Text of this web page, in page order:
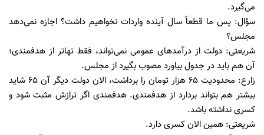
می‌گیرد.
سؤال: پس ما قطعاً سال آینده واردات نخواهیم داشت؟ اجازه نمی‌دهد
مجلس؟
شریعتی: دولت از درآمد‌های عمومی نمی‌تواند، فقط تهاتر از هدفمندی؛
آن هم باید در جدول بیاورد مصوب بگیرد از مجلس.
زارع: محدودیت ۶۵ هزار تومان را برداشت، الان دولت دیگر آن ۶۵ شاید
بیشتر هم بتواند بردارد از هدفمندی. هدفمندی اگر ترازش مثبت شود و
کسری نداشته باشد.
شریعتی: همین الان کسری دارد.